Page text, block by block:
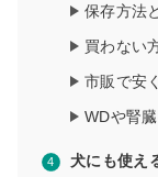
保存方法
買わない
市販で安
WDや腎
犬にも使え